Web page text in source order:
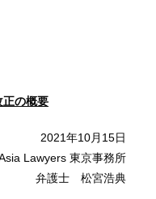
正の概要
2021年10月15日
Lawyers 東京事務所
弁護士 松宮浩典